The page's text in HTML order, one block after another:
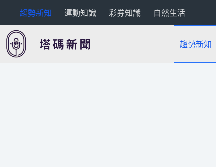
要
內
趨勢新知 運動知識 彩券知識 自然生活
趨勢新知